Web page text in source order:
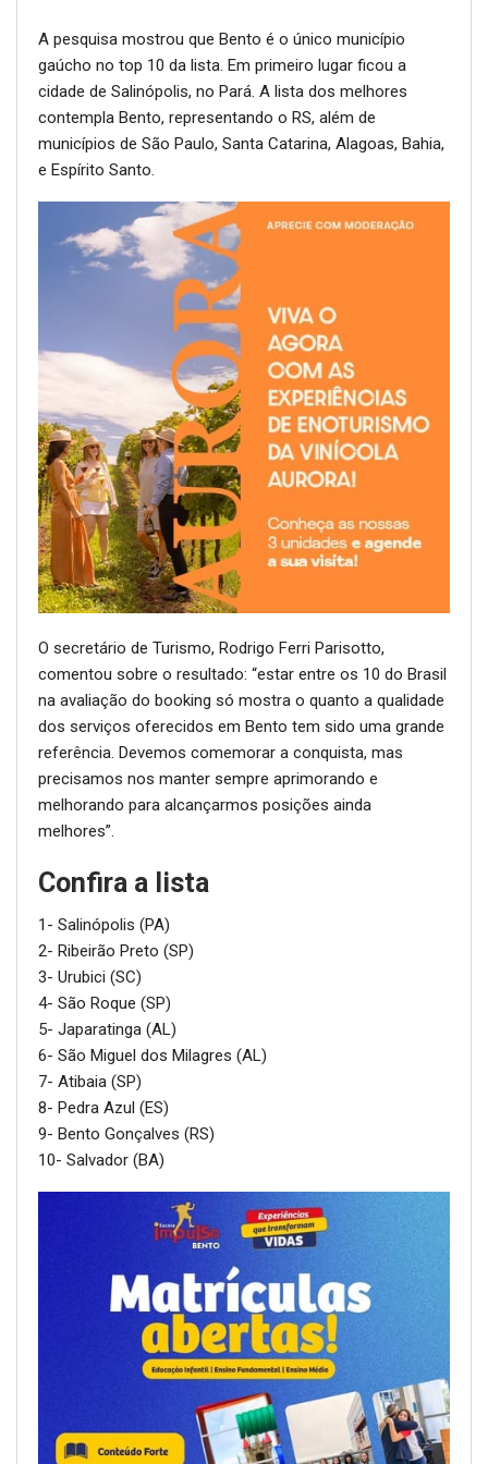
A pesquisa mostrou que Bento é o único município
gaúcho no top 10 da lista. Em primeiro lugar ficou a
cidade de Salinópolis, no Pará. A lista dos melhores
contempla Bento, representando o RS, além de
municípios de São Paulo, Santa Catarina, Alagoas, Bahia,
e Espírito Santo.
O secretário de Turismo, Rodrigo Ferri Parisotto,
comentou sobre o resultado: “estar entre os 10 do Brasil
na avaliação do booking só mostra o quanto a qualidade
dos serviços oferecidos em Bento tem sido uma grande
referência. Devemos comemorar a conquista, mas
precisamos nos manter sempre aprimorando e
melhorando para alcançarmos posições ainda
melhores”.
Confira a lista
1- Salinópolis (PA)
2- Ribeirão Preto (SP)
3- Urubici (SC)
4- São Roque (SP)
5- Japaratinga (AL)
6- São Miguel dos Milagres (AL)
7- Atibaia (SP)
8- Pedra Azul (ES)
9- Bento Gonçalves (RS)
10- Salvador (BA)